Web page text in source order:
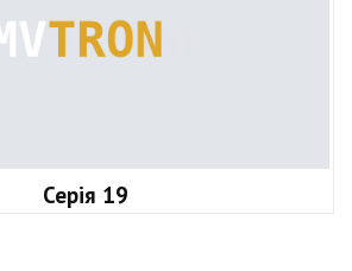
Серія 19